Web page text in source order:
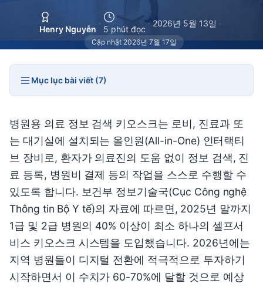
Henry Nguyễn
·
5 phút đọc
· 2026년 5월 13일 ·
Cập nhật 2026년 7월 17일
Mục lục bài viết (7)
병원용 의료 정보 검색 키오스크는 로비, 진료과 또
는 대기실에 설치되는 올인원(All-in-One) 인터랙티
브 장비로, 환자가 의료진의 도움 없이 정보 검색, 진
료 등록, 병원비 결제 등의 작업을 스스로 수행할 수
있도록 합니다. 보건부 정보기술국(Cục Công nghệ
Thông tin Bộ Y tế)의 자료에 따르면, 2025년 말까지
1급 및 2급 병원의 40% 이상이 최소 하나의 셀프서
비스 키오스크 시스템을 도입했습니다. 2026년에는
지역 병원들이 디지털 전환에 적극적으로 투자하기
시작하면서 이 수치가 60-70%에 달할 것으로 예상